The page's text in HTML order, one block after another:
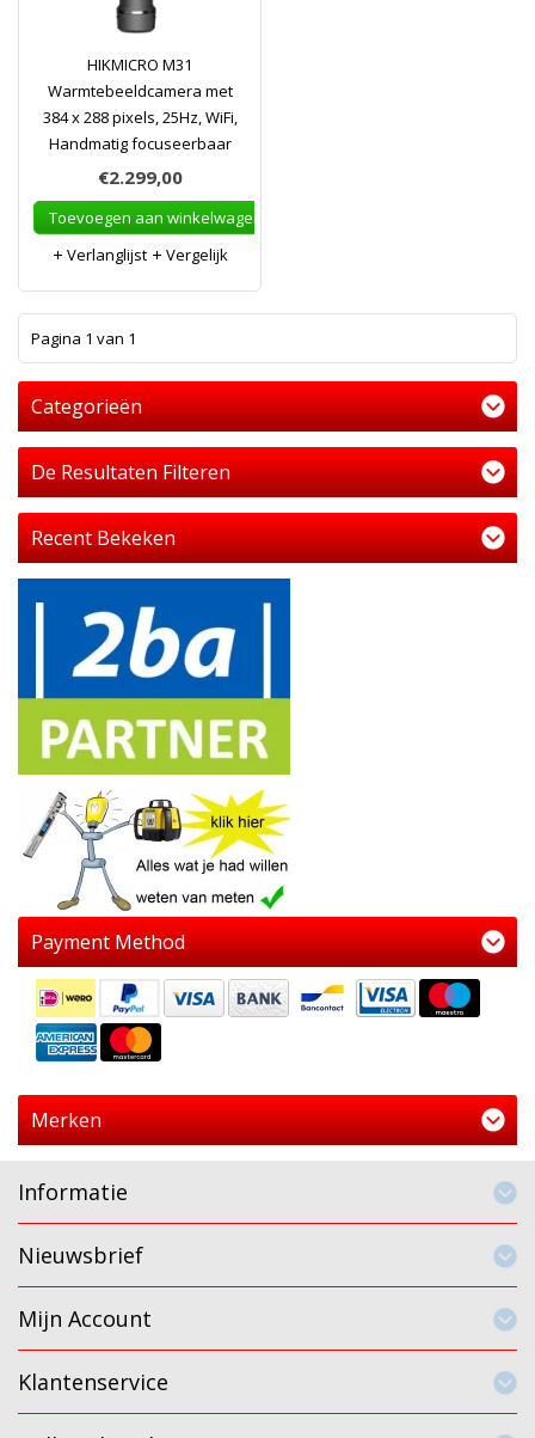
HIKMICRO M31
Warmtebeeldcamera met
384 x 288 pixels, 25Hz, WiFi,
Handmatig focuseerbaar
€2.299,00
Toevoegen aan winkelwagen
Verlanglijst
Vergelijk
Pagina 1 van 1
Categorieën
De Resultaten Filteren
Recent Bekeken
Payment Method
Merken
Informatie
Nieuwsbrief
Mijn Account
Klantenservice